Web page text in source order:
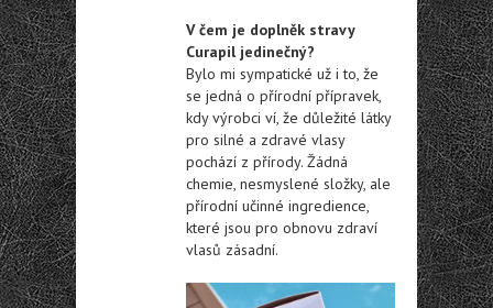
V čem je doplněk stravy
Curapil jedinečný?
Bylo mi sympatické už i to, že
se jedná o přírodní přípravek,
kdy výrobci ví, že důležité látky
pro silné a zdravé vlasy
pochází z přírody. Žádná
chemie, nesmyslené složky, ale
přírodní učinné ingredience,
které jsou pro obnovu zdraví
vlasů zásadní.